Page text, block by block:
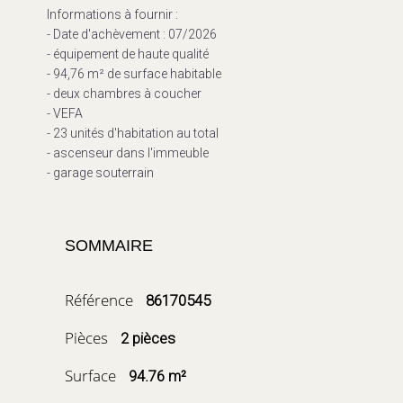
Informations à fournir :
- Date d'achèvement : 07/2026
- équipement de haute qualité
- 94,76 m² de surface habitable
- deux chambres à coucher
- VEFA
- 23 unités d'habitation au total
- ascenseur dans l'immeuble
- garage souterrain
SOMMAIRE
Référence 86170545
Pièces 2 pièces
Surface 94.76 m²